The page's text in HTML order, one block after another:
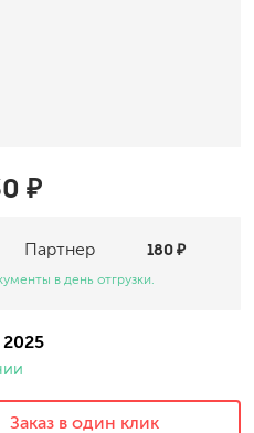
₽
Партнер 180 ₽
в день отгрузки.
Заказ в один клик